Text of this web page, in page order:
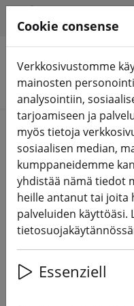
Hae tuotteita
Home Potkuri
Potkurit
varten
225 Products
Cookie consense
Verkkosivustomme
mainosten
analysointiin,
tarjoamiseen ja
myös tietoja
sosiaalisen median,
kumppaneidemme
yhdistää nämä tiedot
heille antanut tai joita
palveluiden käyttöäsi.
Essenziell